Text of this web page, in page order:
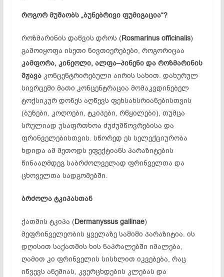
როგორ მუშაობს„ბუნებრივი ფუმიგაცია“?
როზმარინის დაწვის დროს (Rosmarinus officinalis)
გამოიყოფა ისეთი ნივთიერებები, როგორიცაა
კამფორა, კინეოლი, ალფა–პინენი და როზმარინის
მჟავაკონცენტრირებული აირის სახით. დახურულ
სივრცეში მათი კონცენტრაცია მომაკვდინებელ
ტოქსიკურ დონეს აღწევს ფეხსახსრიანებისთვის
(ბუზები, კოღოები, ტკიპები, რწყილები), თუმცა
სრულიად უსაფრთხოა ძუძუმწოვრებისა და
ფრინველებისთვის. სწორედ ეს სელექციურობა
ხდიდა ამ მეთოდს ეფექტიანს პარაზიტების
წინააღმდეგ საბრძოლველად ფრინველთა და
ცხოველთა სადგომებში.
ბრძოლა ტკიპასთან
ქათმის ტკიპა (Dermanyssus gallinae)
მეფრინველეობის ყველაზე საშიში პარაზიტია. ის
დღისით საქათმის ხის ნაპრალებში იმალება,
ღამით კი ფრინველის სისხლით იკვებება, რაც
იწვევს ანემიას, კვერცხდების კლებას და